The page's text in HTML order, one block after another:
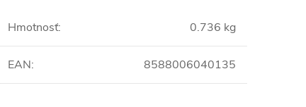
Hmotnosť: 0.736 kg
EAN: 8588006040135